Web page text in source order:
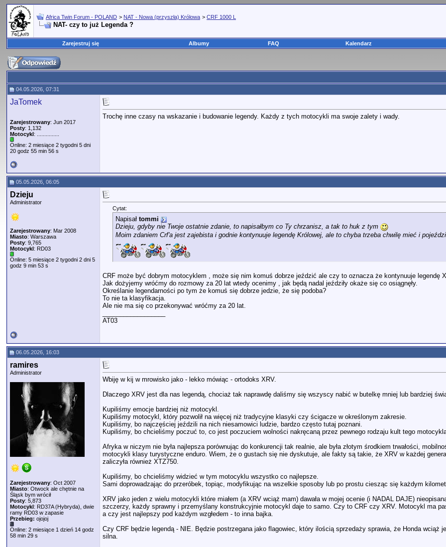
Africa Twin Forum - POLAND > NAT - Nowa (przyszła) Królowa > CRF 1000 L
NAT- czy to już Legenda ?
Zarejestruj się Albumy FAQ Kalendarz
04.05.2026, 07:31
JaTomek
Zarejestrowany: Jun 2017
Posty: 1,132
Motocykl: ...............
Online: 2 miesiące 2 tygodni 5 dni
20 godz 55 min 56 s
Trochę inne czasy na wskazanie i budowanie legendy. Każdy z tych motocykli ma swoje zalety i wady.
05.05.2026, 06:05
Dzieju
Administrator
Zarejestrowany: Mar 2008
Miasto: Warszawa
Posty: 9,765
Motocykl: RD03
Online: 5 miesiące 2 tygodni 2 dni 5
godz 9 min 53 s
Cytat:
Napisał tommi
Dzieju, gdyby nie Twoje ostatnie zdanie, to napisałbym co Ty chrzanisz, a tak to huk z tym
Moim zdaniem Crf'a jest zajebista i godnie kontynuuje legendę Królowej, ale to chyba trzeba chwilę mieć i
CRF może być dobrym motocyklem , może się nim komuś dobrze jeździć ale czy to oznacza że kontynuuje legendę
Jak dożyjemy wróćmy do rozmowy za 20 lat wtedy ocenimy , jak będą nadal jeździły okaże się co osiągnęły.
Określanie legendarności po tym że komuś się dobrze jedzie, że się podoba?
To nie ta klasyfikacja.
Ale nie ma się co przekonywać wróćmy za 20 lat.
AT03
06.05.2026, 16:03
ramires
Administrator
Zarejestrowany: Oct 2007
Miasto: Otwock ale chętnie na
Śląsk bym wrócił
Posty: 5,873
Motocykl: RD37A (Hybryda), dwie
ramy RD03 w zapasie
Przebieg: ojojoj
Online: 2 miesiące 1 dzień 14 godz
58 min 29 s
Wbiję w kij w mrowisko jako - lekko mówiąc - ortodoks XRV.
Dlaczego XRV jest dla nas legendą, chociaż tak naprawdę daliśmy się wszyscy nabić w butelkę mniej lub bardziej
Kupiliśmy emocje bardziej niż motocykl.
Kupiliśmy motocykl, który pozwolił na więcej niż tradycyjne klasyki czy ścigacze w określonym zakresie.
Kupiliśmy, bo najczęściej jeździli na nich niesamowici ludzie, bardzo często tutaj poznani.
Kupiliśmy, bo chcieliśmy poczuć to, co jest poczuciem wolności nakręcaną przez pewnego rodzaju kult tego
Afryka w niczym nie była najlepsza porównując do konkurencji tak realnie, ale była złotym środkiem trwałości,
motocykli klasy turystyczne enduro. Wiem, że o gustach się nie dyskutuje, ale fakty są takie, że XRV w każdej
zaliczyła również XTZ750.
Kupiliśmy, bo chcieliśmy widzieć w tym motocyklu wszystko co najlepsze.
Sami doprowadzając do przeróbek, topiąc, modyfikując na wszelkie sposoby lub po prostu ciesząc się każdym
XRV jako jeden z wielu motocykli które miałem (a XRV wciąż mam) dawała w mojej ocenie (i NADAL DAJE)
szczerzy, każdy sprawny i przemyślany konstrukcyjnie motocykl daje to samo. Czy to CRF czy XRV. Motocykl ma
a czy jest najlepszy pod każdym wzgłedem - to inna bajka.
Czy CRF będzie legendą - NIE. Będzie postrzegana jako flagowiec, który ilością sprzedaży sprawia, że Honda wciąż
silna.